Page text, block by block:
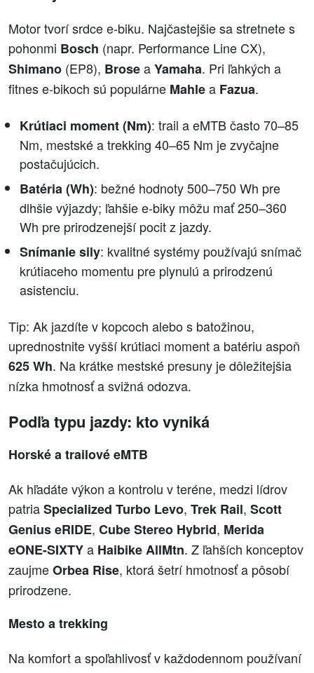
Motor tvorí srdce e‑biku. Najčastejšie sa stretnete s
pohonmi Bosch (napr. Performance Line CX),
Shimano (EP8), BroseaYamaha. Pri ľahkých a
fitnes e‑bikoch sú populárne Mahlea Fazua.
Krútiaci moment (Nm): trail a eMTB často 70–85
Nm, mestské a trekking 40–65 Nm je zvyčajne
postačujúcich.
Batéria (Wh): bežné hodnoty 500–750 Wh pre
dlhšie výjazdy; ľahšie e‑biky môžu mať 250–360
Wh pre prirodzenejší pocit z jazdy.
Snímanie sily: kvalitné systémy používajú snímač
krútiaceho momentu pre plynulú a prirodzenú
asistenciu.
Tip: Ak jazdíte v kopcoch alebo s batožinou,
uprednostnite vyšší krútiaci moment a batériu aspoň
625 Wh. Na krátke mestské presuny je dôležitejšia
nízka hmotnosť a svižná odozva.
Podľa typu jazdy: kto vyniká
Horské a trailové eMTB
Ak hľadáte výkon a kontrolu v teréne, medzi lídrov
patriaSpecialized Turbo Levo, Trek Rail, Scott
Genius eRIDE, Cube Stereo Hybrid, Merida
eONE-SIXTYa Haibike AllMtn. Z ľahších konceptov
zaujmeOrbea Rise, ktorá šetrí hmotnosť a pôsobí
prirodzene.
Mesto a trekking
Na komfort a spoľahlivosť v každodennom používaní